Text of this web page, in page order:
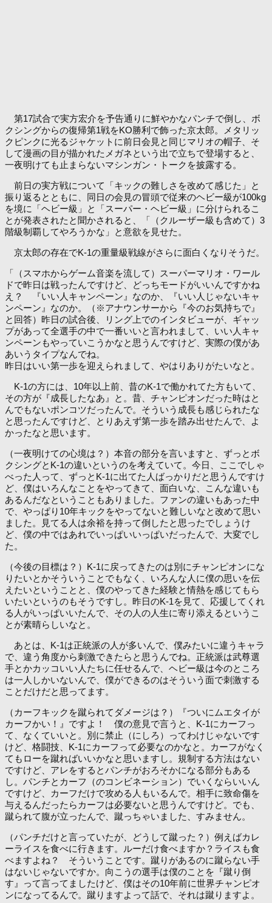
第17試合で実方宏介を予告通りに鮮やかなパンチで倒し、ボ
クシングからの復帰第1戦をKO勝利で飾った京太郎。メタリッ
クピンクに光るジャケットに前日会見と同じマリオの帽子、そ
して漫画の目が描かれたメガネという出で立ちで登場すると、
一夜明けても止まらないマシンガン・トークを披露する。
前日の実方戦について「キックの難しさを改めて感じた」と
振り返るとともに、同日の会見の冒頭で従来のヘビー級が100kg
を境に「ヘビー級」と「スーパー・ヘビー級」に分けられるこ
とが発表されたと聞かされると、「（クルーザー級も含めて）3
階級制覇してやろうかな」と意欲を見せた。
京太郎の存在でK-1の重量級戦線がさらに面白くなりそうだ。
「（スマホからゲーム音楽を流して）スーパーマリオ・ワール
ドで昨日は戦ったんですけど、どっちモードがいいんですかね
え？ 『いい人キャンペーン』なのか、『いい人じゃないキャ
ンペーン』なのか。（※アナウンサーから『今のお気持ちで』
と回答）昨日の試合後、リング上でのインタビューが、ギャッ
プがあって全選手の中で一番いいと言われまして、いい人キャ
ンペーンもやっていこうかなと思うんですけど、実際の僕があ
あいうタイプなんでね。
昨日はいい第一歩を迎えられまして、やはりありがたいなと。
K-1の方には、10年以上前、昔のK-1で働かれてた方もいて、
その方が『成長したなあ』と。昔、チャンピオンだった時はと
んでもないポンコツだったんで。そういう成長も感じられたな
と思ったんですけど、とりあえず第一歩を踏み出せたんで、よ
かったなと思います。
（一夜明けての心境は？）本音の部分を言いますと、ずっとボ
クシングとK-1の違いというのを考えていて。今日、ここでしゃ
べった人って、ずっとK-1に出てた人ばっかりだと思うんですけ
ど、僕はいろんなことをやってきて、面白いな、こんな違いも
あるんだなということもありました。ファンの違いもあった中
で、やっぱり10年キックをやってないと難しいなと改めて思い
ました。見てる人は余裕を持って倒したと思ったでしょうけ
ど、僕の中ではあれでいっぱいいっぱいだったんで、大変でし
た。
（今後の目標は？）K-1に戻ってきたのは別にチャンピオンにな
りたいとかそういうことでもなく、いろんな人に僕の思いを伝
えたいということと、僕のやってきた経験と情熱を感じてもら
いたいというのもそうですし。昨日のK-1を見て、応援してくれ
る人がいっぱいいたんで、その人の人生に寄り添えるというこ
とが素晴らしいなと。
あとは、K-1は正統派の人が多いんで、僕みたいに違うキャラ
で、違う角度から刺激できたらと思うんでね。正統派は武尊選
手とかカッコいい人たちに任せるんで、ヘビー級は今のところ
は一人しかいないんで、僕ができるのはそういう面で刺激する
ことだけだと思ってます。
（カーフキックを蹴られてダメージは？）『ついにムエタイが
カーフかい！』ですよ！ 僕の意見で言うと、K-1にカーフっ
て、なくていいと。別に禁止（にしろ）ってわけじゃないです
けど、格闘技、K-1にカーフって必要なのかなと。カーフがなく
てもローを蹴ればいいかなと思いますし。規制する方法はない
ですけど、アレをするとパンチがおろそかになる部分もある
し。パンチとカーフ（のコンビネーション）でいくならいいん
ですけど、カーフだけで攻める人もいるんで。相手に致命傷を
与えるんだったらカーフは必要ないと思うんですけど。でも、
蹴られて腹が立ったんで、蹴っちゃいました、すみません。
（パンチだけと言っていたが、どうして蹴った？）例えばカレ
ーライスを食べに行きます。ルーだけ食べますか？ライスも食
べますよね？ そういうことです。蹴りがあるのに蹴らない手
はないじゃないですか。向こうの選手は僕のことを『蹴り倒
す』って言ってましたけど、僕はその10年前に世界チャンピオ
ンになってるんで。蹴りますよって話で、それは蹴りますよ。